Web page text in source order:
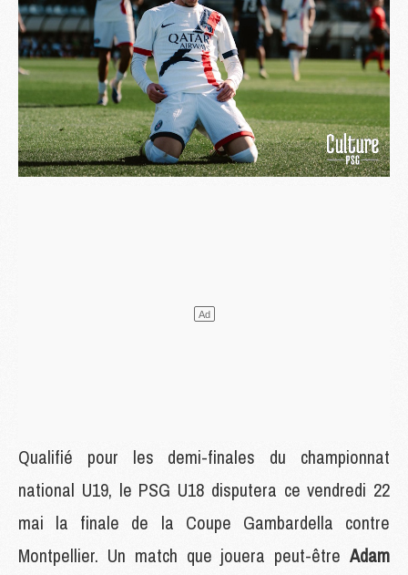
Qualifié pour les demi-finales du championnat
national U19, le PSG U18 disputera ce vendredi 22
mai la finale de la Coupe Gambardella contre
Montpellier. Un match que jouera peut-être Adam